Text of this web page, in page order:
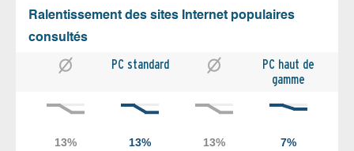
Ralentissement des sites Internet populaires
consultés
PC standard
PC haut de
gamme